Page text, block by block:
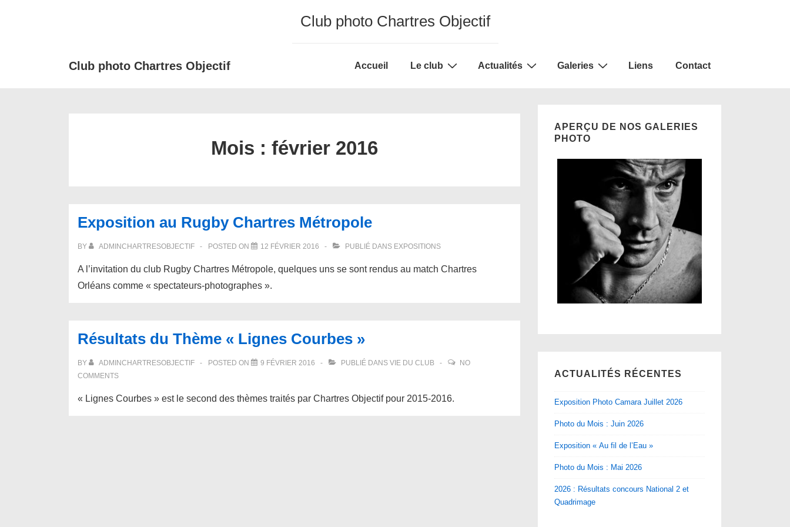
Club photo Chartres Objectif
Club photo Chartres Objectif
Main
Accueil Le club Actualités Galeries Liens Contact
Mois : février 2016
Exposition au Rugby Chartres Métropole
BY ADMINCHARTRESOBJECTIF POSTED ON 12 FÉVRIER 2016 PUBLIÉ DANS EXPOSITIONS
A l’invitation du club Rugby Chartres Métropole, quelques uns se sont rendus au match Chartres
Orléans comme « spectateurs-photographes ».
Résultats du Thème « Lignes Courbes »
BY ADMINCHARTRESOBJECTIF POSTED ON 9 FÉVRIER 2016 PUBLIÉ DANS VIE DU CLUB
NO
COMMENTS
« Lignes Courbes » est le second des thèmes traités par Chartres Objectif pour 2015-2016.
APERÇU DE NOS GALERIES
PHOTO
ACTUALITÉS RÉCENTES
Exposition Photo Camara Juillet 2026
Photo du Mois : Juin 2026
Exposition « Au fil de l’Eau »
Photo du Mois : Mai 2026
2026 : Résultats concours National 2 et
Quadrimage